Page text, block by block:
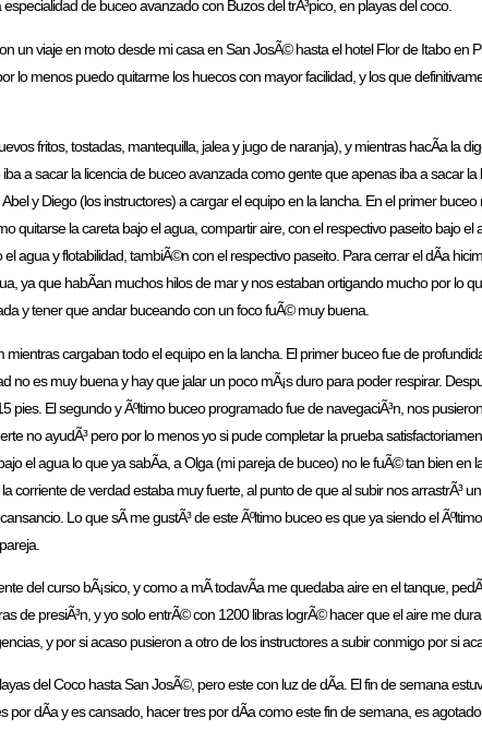
de buceo avanzado con Buzos del trÃ³pico, en playas del coco.
viaje en moto desde mi casa en San JosÃ© hasta el hotel Flor de Itabo en
lo menos puedo quitarme los huecos con mayor facilidad, y los que
fritos, tostadas, mantequilla, jalea y jugo de naranja), y mientras hacÃ­a la
a sacar la licencia de buceo avanzada como gente que apenas iba a sacar
y Diego (los instructores) a cargar el equipo en la lancha. En el primer
quitarse la careta bajo el agua, compartir aire, con el respectivo paseito bajo
agua y flotabilidad, tambiÃ©n con el respectivo paseito. Para cerrar el dÃ­a
ya que habÃ­an muchos hilos de mar y nos estaban ortigando mucho por lo
y tener que andar buceando con un foco fuÃ© muy buena.
cargaban todo el equipo en la lancha. El primer buceo fue de
no es muy buena y hay que jalar un poco mÃ¡s duro para poder respirar.
El segundo y Ãºltimo buceo programado fue de navegaciÃ³n, nos
no ayudÃ³ pero por lo menos yo si pude completar la prueba
el agua lo que ya sabÃ­a, a Olga (mi pareja de buceo) no le fuÃ© tan bien en
corriente de verdad estaba muy fuerte, al punto de que al subir nos arrastrÃ³
Lo que sÃ­ me gustÃ³ de este Ãºltimo buceo es que ya siendo el
del curso bÃ¡sico, y como a mÃ­ todavÃ­a me quedaba aire en el tanque,
de presiÃ³n, y yo solo entrÃ© con 1200 libras logrÃ© hacer que el aire me
y por si acaso pusieron a otro de los instructores a subir conmigo por si
del Coco hasta San JosÃ©, pero este con luz de dÃ­a. El fin de semana
dÃ­a y es cansado, hacer tres por dÃ­a como este fin de semana, es